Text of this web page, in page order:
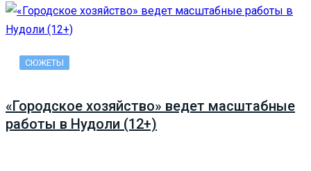
СЮЖЕТЫ
«Городское хозяйство» ведет масштабные
работы в Нудоли (12+)